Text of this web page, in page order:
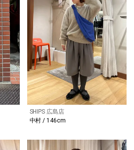
SHIPS 広島店
中村 / 146cm